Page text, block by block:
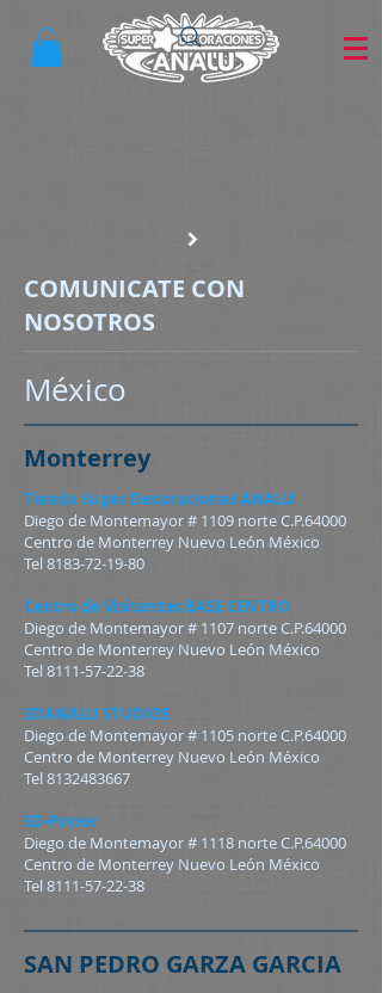
COMUNICATE CON
NOSOTROS
México
Monterrey
Tienda Super Decoraciones ANALU
Diego de Montemayor # 1109 norte C.P.64000
Centro de Monterrey Nuevo León México
Tel 8183-72-19-80
Centro de Visitantes BASE CENTRO
Diego de Montemayor # 1107 norte C.P.64000
Centro de Monterrey Nuevo León México
Tel 8111-57-22-38
SDANALU STUDIOS
Diego de Montemayor # 1105 norte C.P.64000
Centro de Monterrey Nuevo León México
Tel 8132483667
SD-Power
Diego de Montemayor # 1118 norte C.P.64000
Centro de Monterrey Nuevo León México
Tel 8111-57-22-38
SAN PEDRO GARZA GARCIA